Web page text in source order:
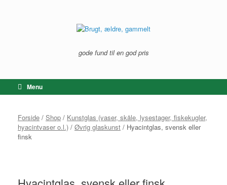
gode fund til en god pris
Menu
Forside / Shop / Kunstglas (vaser, skåle, lysestager, fiskekugler,
hyacintvaser o.l.) / Øvrig glaskunst / Hyacintglas, svensk eller
finsk